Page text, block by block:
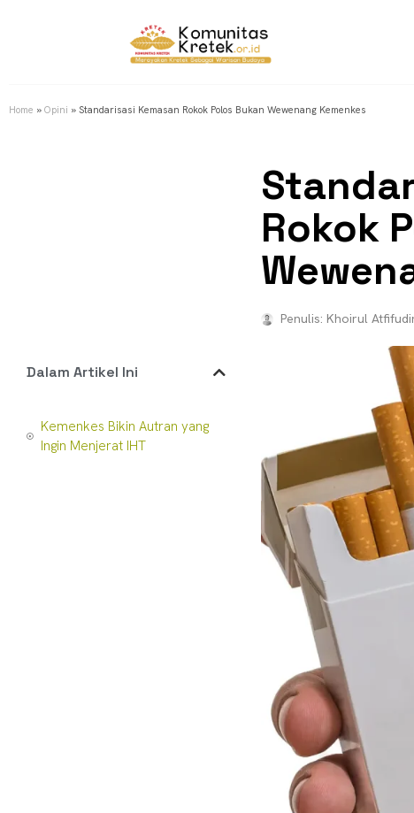
Home » Opini » Standarisasi Kemasan Rokok Polos Bukan Wewenang Kemenkes
Rokok
Penulis: Khoirul
Dalam Artikel Ini
Kemenkes Bikin Autran yang
Ingin Menjerat IHT